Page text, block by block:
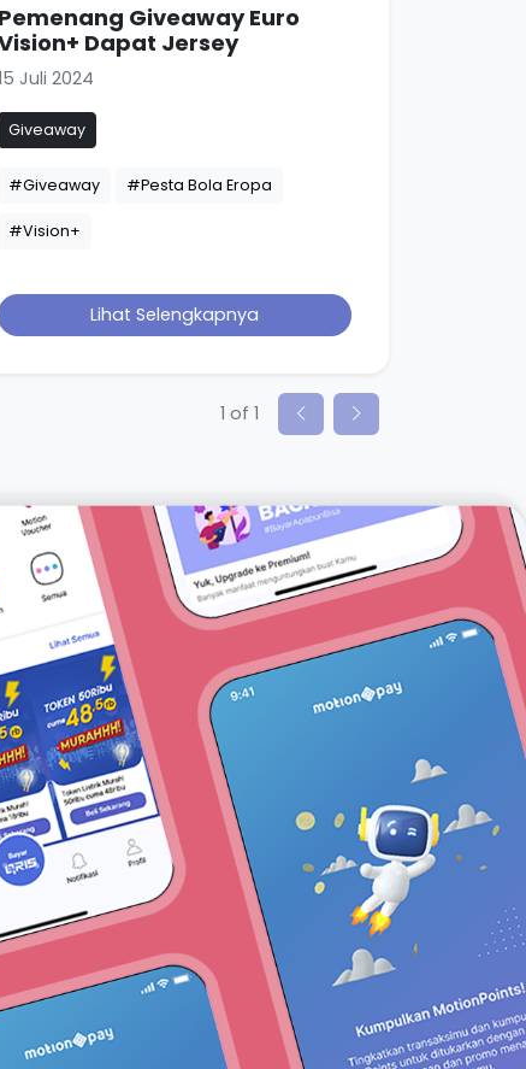
Pemenang Giveaway Euro
Dapat Jersey
Juli 2024
Giveaway
#Giveaway #Pesta Bola Eropa
#Vision+
Lihat Selengkapnya
1 of 1